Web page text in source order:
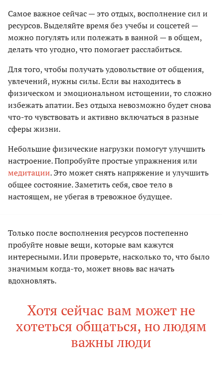
Самое важное сейчас — это отдых, восполнение сил и
ресурсов. Выделяйте время без учебы и соцсетей —
можно погулять или полежать в ванной — в общем,
делать что угодно, что помогает расслабиться.
Для того, чтобы получать удовольствие от общения,
увлечений, нужны силы. Если вы находитесь в
физическом и эмоциональном истощении, то сложно
избежать апатии. Без отдыха невозможно будет снова
что-то чувствовать и активно включаться в разные
сферы жизни.
Небольшие физические нагрузки помогут улучшить
настроение. Попробуйте простые упражнения или
медитации. Это может снять напряжение и улучшить
общее состояние. Заметить себя, свое тело в
настоящем, не убегая в тревожное будущее.
Только после восполнения ресурсов постепенно
пробуйте новые вещи, которые вам кажутся
интересными. Или проверьте, насколько то, что было
значимым когда-то, может вновь вас начать
вдохновлять.
Хотя сейчас вам может не
хотеться общаться, но людям
важны люди